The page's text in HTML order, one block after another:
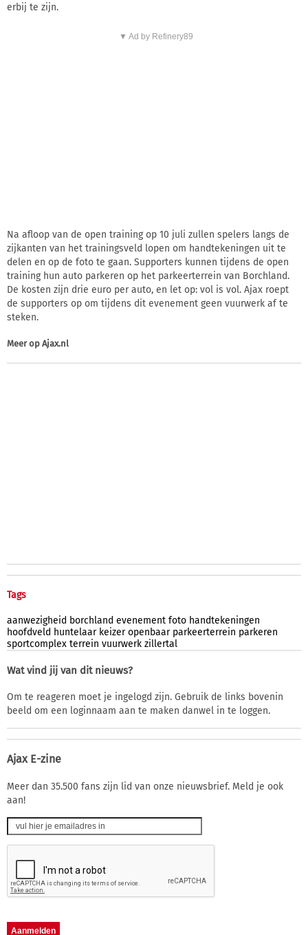
erbij te zijn.
▼ Ad by Refinery89
Na afloop van de open training op 10 juli zullen spelers langs de
zijkanten van het trainingsveld lopen om handtekeningen uit te
delen en op de foto te gaan. Supporters kunnen tijdens de open
training hun auto parkeren op het parkeerterrein van Borchland.
De kosten zijn drie euro per auto, en let op: vol is vol. Ajax roept
de supporters op om tijdens dit evenement geen vuurwerk af te
steken.
Meer op Ajax.nl
Tags
aanwezigheid borchland evenement foto handtekeningen
hoofdveld huntelaar keizer openbaar parkeerterrein parkeren
sportcomplex terrein vuurwerk zillertal
Wat vind jij van dit nieuws?
Om te reageren moet je ingelogd zijn. Gebruik de links bovenin
beeld om een loginnaam aan te maken danwel in te loggen.
Ajax E-zine
Meer dan 35.500 fans zijn lid van onze nieuwsbrief. Meld je ook
aan!